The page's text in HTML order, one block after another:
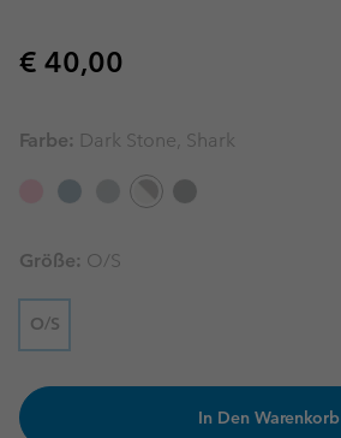
Regular price:
€ 40,00
Farbe: Dark Stone, Shark
Größe: O/S
O/S
In Den Warenkorb